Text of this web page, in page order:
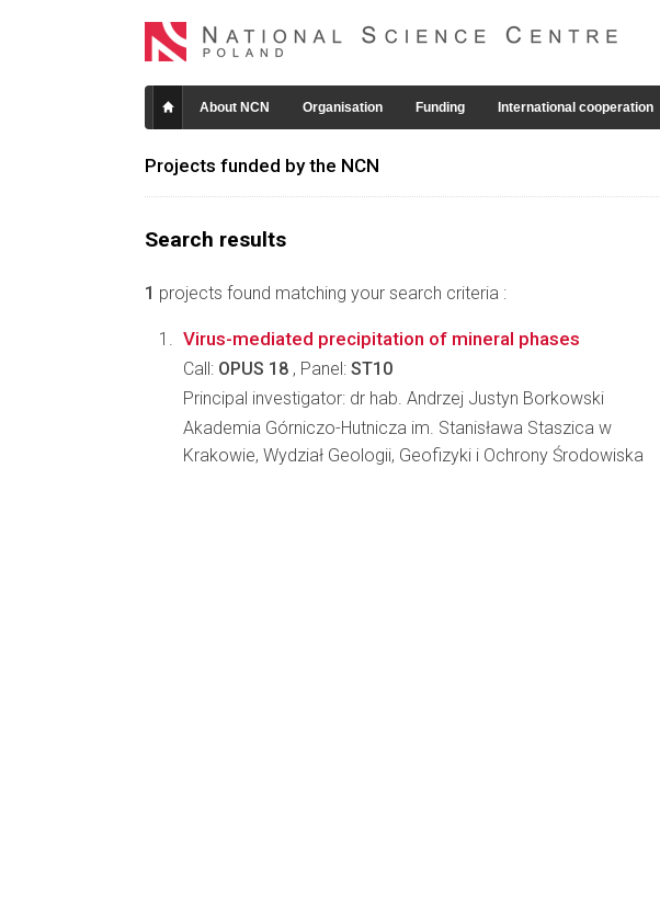
About NCN Organisation Funding International cooperation
Projects funded by the NCN
Search results
1 projects found matching your search criteria :
Virus-mediated precipitation of mineral phases
Call: OPUS 18 , Panel: ST10
Principal investigator: dr hab. Andrzej Justyn Borkowski
Akademia Górniczo-Hutnicza im. Stanisława Staszica w
Krakowie, Wydział Geologii, Geofizyki i Ochrony Środowiska